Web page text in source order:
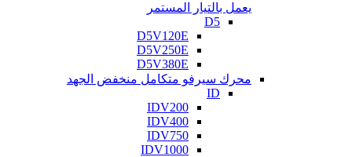
يعمل بالتيار المستمر
D5
D5V120E
D5V250E
D5V380E
محرك سيرفو متكامل منخفض الجهد
ID
IDV200
IDV400
IDV750
IDV1000